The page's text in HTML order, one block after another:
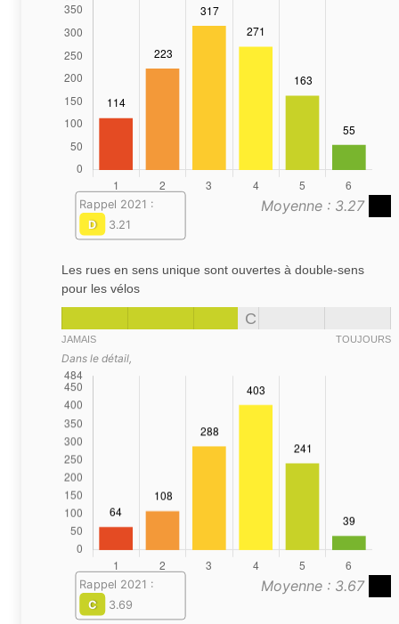
Moyenne : 3.27
Rappel 2021 :
D
3.21
Les rues en sens unique sont ouvertes à double-sens
pour les vélos
C
JAMAIS TOUJOURS
Dans le détail,
Moyenne : 3.67
Rappel 2021 :
C
3.69